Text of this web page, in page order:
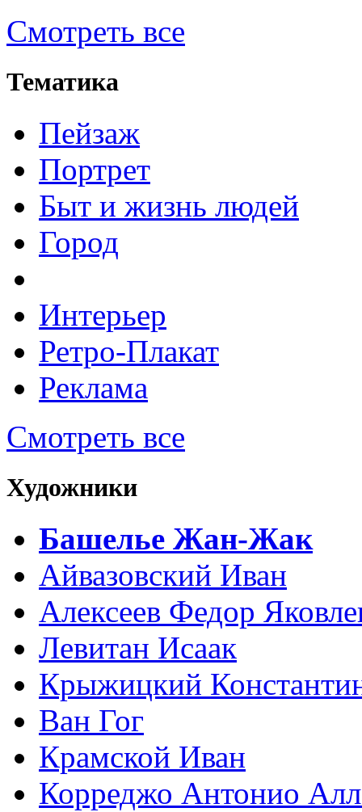
Смотреть все
Тематика
Пейзаж
Портрет
Быт и жизнь людей
Город
Интерьер
Ретро-Плакат
Реклама
Смотреть все
Художники
Башелье Жан-Жак
Айвазовский Иван
Алексеев Федор
Левитан Исаак
Крыжицкий
Ван Гог
Крамской Иван
Корреджо Антонио